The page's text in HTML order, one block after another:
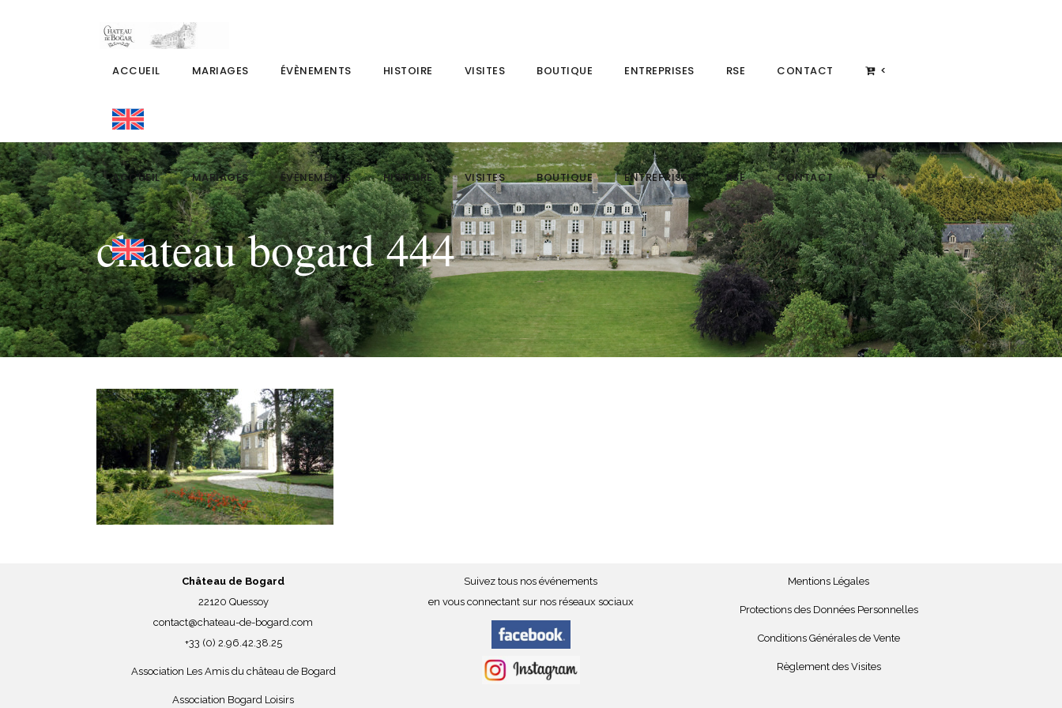
ACCUEIL MARIAGES ÉVÈNEMENTS HISTOIRE VISITES BOUTIQUE ENTREPRISES RSE CONTACT <
ACCUEIL MARIAGES ÉVÈNEMENTS HISTOIRE VISITES BOUTIQUE ENTREPRISES RSE CONTACT <
chateau bogard 444
Château de Bogard
22120 Quessoy
contact@chateau-de-bogard.com
+33 (0) 2.96.42.38.25
Association Les Amis du château de Bogard
Association Bogard Loisirs
Suivez tous nos événements
en vous connectant sur nos réseaux sociaux
Mentions Légales
Protections des Données Personnelles
Conditions Générales de Vente
Règlement des Visites